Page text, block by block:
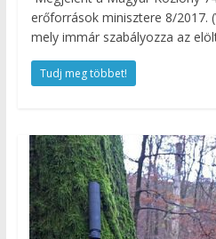
erőforrások minisztere 8/2017.
mely immár szabályozza az
Tudj meg többet!